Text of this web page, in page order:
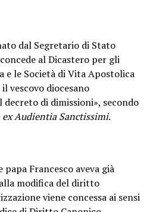
dal Segretario di Stato
al Dicastero per gli
le Società di Vita Apostolica
vescovo diocesano
di dimissioni», secondo
ex Audientia Sanctissimi.
Francesco aveva già
modifica del diritto
viene concessa ai sensi